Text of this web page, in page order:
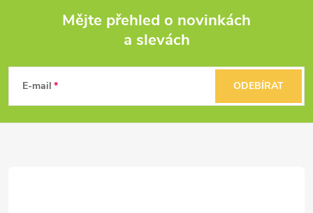
y
p
Mějte přehled o novinkách
a slevách
E-mail ODEBÍRAT